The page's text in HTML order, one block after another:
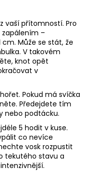
vaší přítomností. Pro
–
Může se stát, že
V takovém
knot opět
v
Pokud má svíčka
Předejdete tím
nebo podtácku.
5 hodit v kuse.
co nevíce
vosk rozpustit
tekutého stavu a